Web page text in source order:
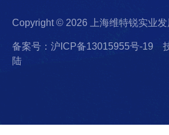
Copyright © 2026 上海维特锐实业
备案号：沪ICP备13015955号-19
陆